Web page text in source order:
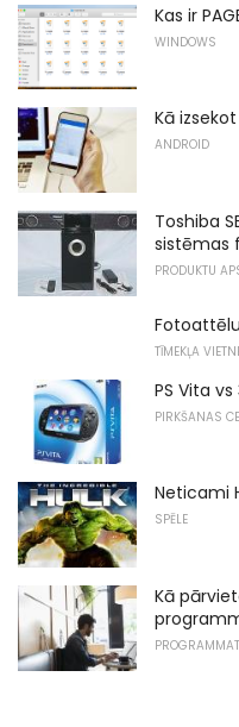
Kas ir
WINDOWS
Kā
ANDROID
Toshiba
sistēmas
PRODUKTU
TĪMEKĻA
PS Vita
PIRKŠANAS
Neticami
SPĒLE
Kā